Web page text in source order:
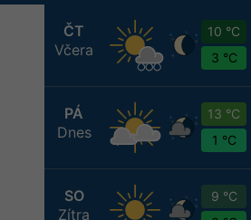
ČT
Včera
10 °C
3 °C
PÁ
Dnes
13 °C
1 °C
SO
Zítra
9 °C